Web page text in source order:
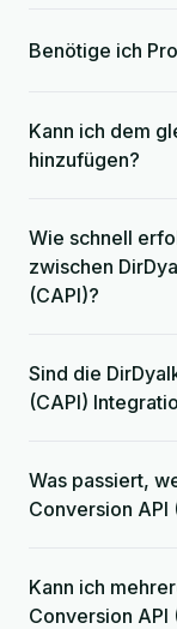
Benötige ich
Kann ich dem
hinzufügen?
Wie schnell
zwischen
(CAPI)?
Sind die
(CAPI)
Was passiert,
Conversion API
Kann ich
Conversion API